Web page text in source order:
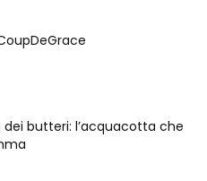
dei butteri: l’acquacotta che